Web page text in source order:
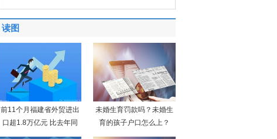
读图
前11个月福建省外贸进出
口超1.8万亿元 比去年同
未婚生育罚款吗？未婚生
育的孩子户口怎么上？